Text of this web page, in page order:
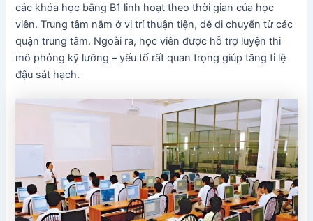
các khóa học bằng B1 linh hoạt theo thời gian của học
viên. Trung tâm nằm ở vị trí thuận tiện, dễ di chuyển từ các
quận trung tâm. Ngoài ra, học viên được hỗ trợ luyện thi
mô phỏng kỹ lưỡng – yếu tố rất quan trọng giúp tăng tỉ lệ
đậu sát hạch.